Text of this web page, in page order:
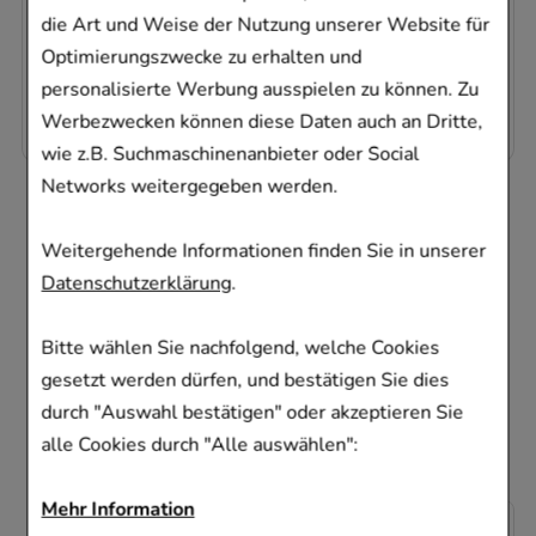
die Art und Weise der Nutzung unserer Website für
Optimierungszwecke zu erhalten und
personalisierte Werbung ausspielen zu können. Zu
Werbezwecken können diese Daten auch an Dritte,
wie z.B. Suchmaschinenanbieter oder Social
Networks weitergegeben werden.
Weitergehende Informationen finden Sie in unserer
Datenschutzerklärung.
Bitte wählen Sie nachfolgend, welche Cookies
gesetzt werden dürfen, und bestätigen Sie dies
durch "Auswahl bestätigen" oder akzeptieren Sie
alle Cookies durch "Alle auswählen":
Mehr Information
Dadurch ist LOYON® gut verträglich und
kann auch in der Schwangerschaft, Stillzeit
und bei Babys angewendet werden.
Kunden, die dieses
Produkt gekauft
haben, haben sich
ebenfalls für folgende
Artikel entschieden